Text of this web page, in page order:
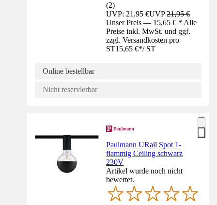
(2)
UVP: 21,95 €UVP21,95 €
Unser Preis — 15,65 € * Alle
Preise inkl. MwSt. und ggf.
zzgl. Versandkosten pro
ST15,65 €*/ ST
Online bestellbar
Nicht reservierbar
Paulmann URail Spot 1-
flammig Ceiling schwarz
230V
Artikel wurde noch nicht
bewertet.